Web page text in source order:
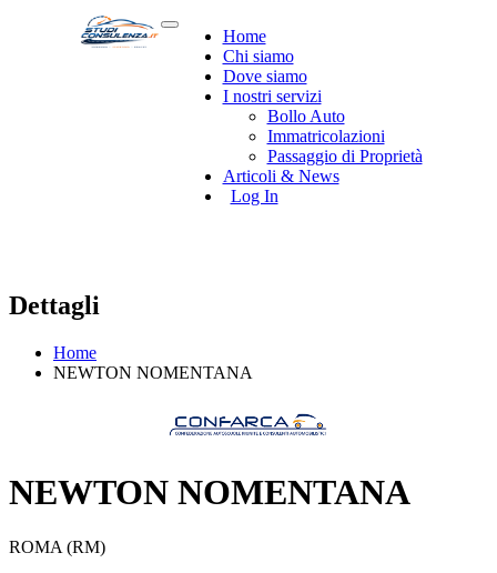
Home
Chi siamo
Dove siamo
I nostri servizi
Bollo Auto
Immatricolazioni
Passaggio di Proprietà
Articoli & News
Log In
Dettagli
Home
NEWTON NOMENTANA
NEWTON NOMENTANA
ROMA (RM)